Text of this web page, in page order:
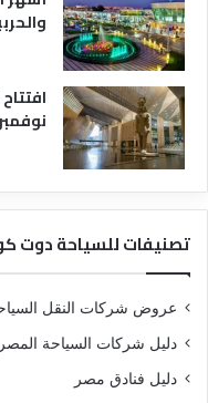
تصنيفات للسياحة دوت
عروض شركات النقل
دليل شركات السياحة
دليل فنادق مصر